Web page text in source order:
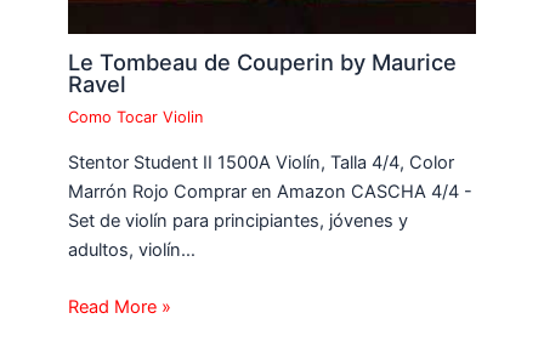
Le Tombeau de Couperin by Maurice
Ravel
Como Tocar Violin
Stentor Student II 1500A Violín, Talla 4/4, Color
Marrón Rojo Comprar en Amazon CASCHA 4/4 -
Set de violín para principiantes, jóvenes y
adultos, violín…
Read More »